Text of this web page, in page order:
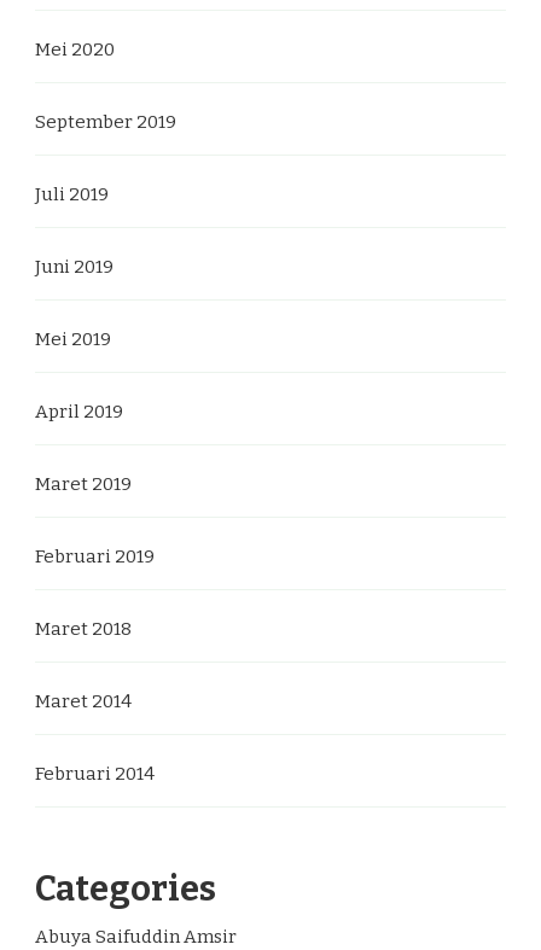
Mei 2020
September 2019
Juli 2019
Juni 2019
Mei 2019
April 2019
Maret 2019
Februari 2019
Maret 2018
Maret 2014
Februari 2014
Categories
Abuya Saifuddin Amsir